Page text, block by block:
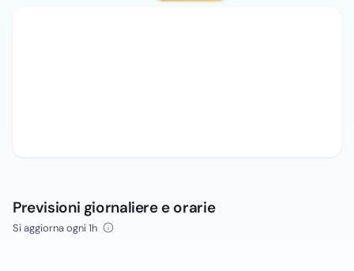
Previsioni giornaliere e orarie
Si aggiorna ogni 1h